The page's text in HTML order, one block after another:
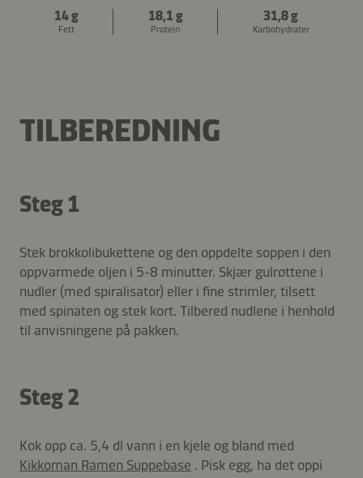
14 g
Fett
18,1 g
Protein
31,8 g
Karbohydrater
TILBEREDNING
Steg 1
Stek brokkolibukettene og den oppdelte soppen i den
oppvarmede oljen i 5-8 minutter. Skjær gulrøttene i
nudler (med spiralisator) eller i fine strimler, tilsett
med spinaten og stek kort. Tilbered nudlene i henhold
til anvisningene på pakken.
Steg 2
Kok opp ca. 5,4 dl vann i en kjele og bland med
Kikkoman Ramen Suppebase . Pisk egg, ha det oppi